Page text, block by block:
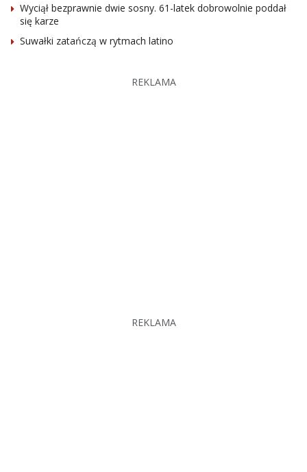
Wyciął bezprawnie dwie sosny. 61-latek dobrowolnie poddał
się karze
Suwałki zatańczą w rytmach latino
REKLAMA
REKLAMA